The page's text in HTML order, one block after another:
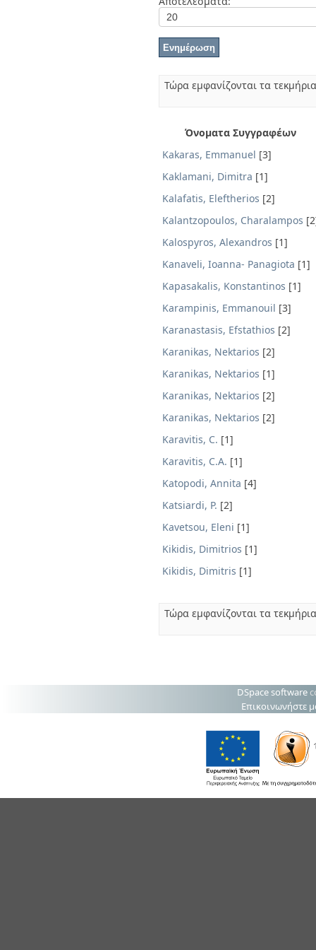
Τώρα εμφανίζονται τα
Όνοματα Συγγραφέων
Kakaras, Emmanuel [3]
Kaklamani, Dimitra [1]
Kalafatis, Eleftherios [2]
Kalantzopoulos, Charalampos
Kalospyros, Alexandros [1]
Kanaveli, Ioanna- Panagiota [1]
Kapasakalis, Konstantinos [1]
Karampinis, Emmanouil [3]
Karanastasis, Efstathios [2]
Karanikas, Nektarios [2]
Karanikas, Nektarios [1]
Karanikas, Nektarios [2]
Karanikas, Nektarios [2]
Karavitis, C. [1]
Karavitis, C.A. [1]
Katopodi, Annita [4]
Katsiardi, P. [2]
Kavetsou, Eleni [1]
Kikidis, Dimitrios [1]
Kikidis, Dimitris [1]
Τώρα εμφανίζονται τα
DSpace software
Επικοινωνήστε